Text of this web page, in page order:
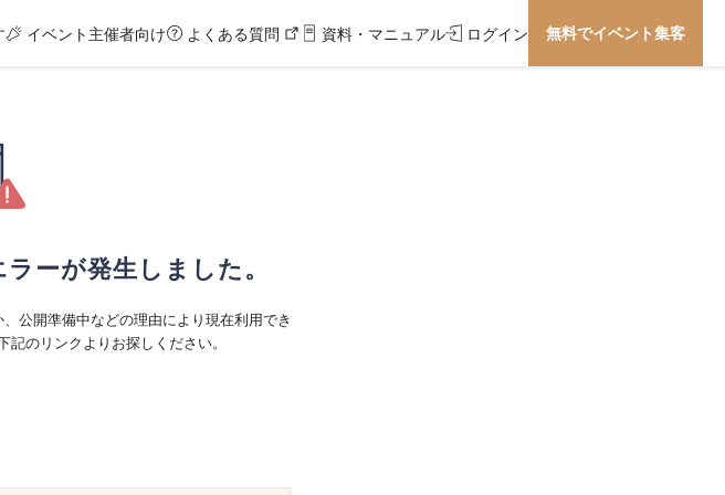
イベント主催者向け よくある質問 資料・マニュアル ログイン 無料でイベント集客
ーが発生しました。
公開準備中などの理由により現在利用でき
のリンクよりお探しください。